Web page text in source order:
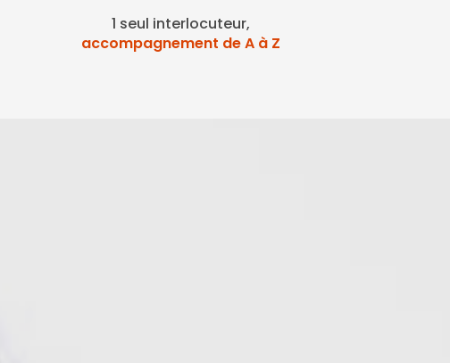
1 seul interlocuteur,
accompagnement de A à Z